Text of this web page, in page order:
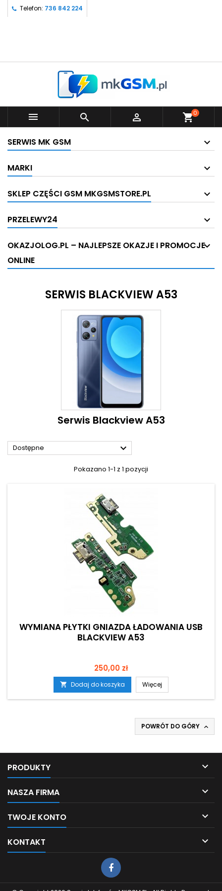
Telefon: 736 842 224
   shopping_cart0
SERWIS MK GSM
MARKI
SKLEP CZĘŚCI GSM MKGSMSTORE.PL
PRZELEWY24
OKAZJOLOG.PL – NAJLEPSZE OKAZJE I PROMOCJE
ONLINE
SERWIS BLACKVIEW A53
Serwis Blackview A53
Dostępne 
Pokazano 1-1 z 1 pozycji
WYMIANA PŁYTKI GNIAZDA ŁADOWANIA USB
BLACKVIEW A53
Cena
250,00 zł
 Dodaj do koszyka Więcej
POWRÓT DO GÓRY 
PRODUKTY 
NASZA FIRMA 
TWOJE KONTO 
KONTAKT 